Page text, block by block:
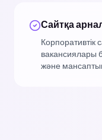
Сайтқа
Корпоративтік
вакансиялары
және